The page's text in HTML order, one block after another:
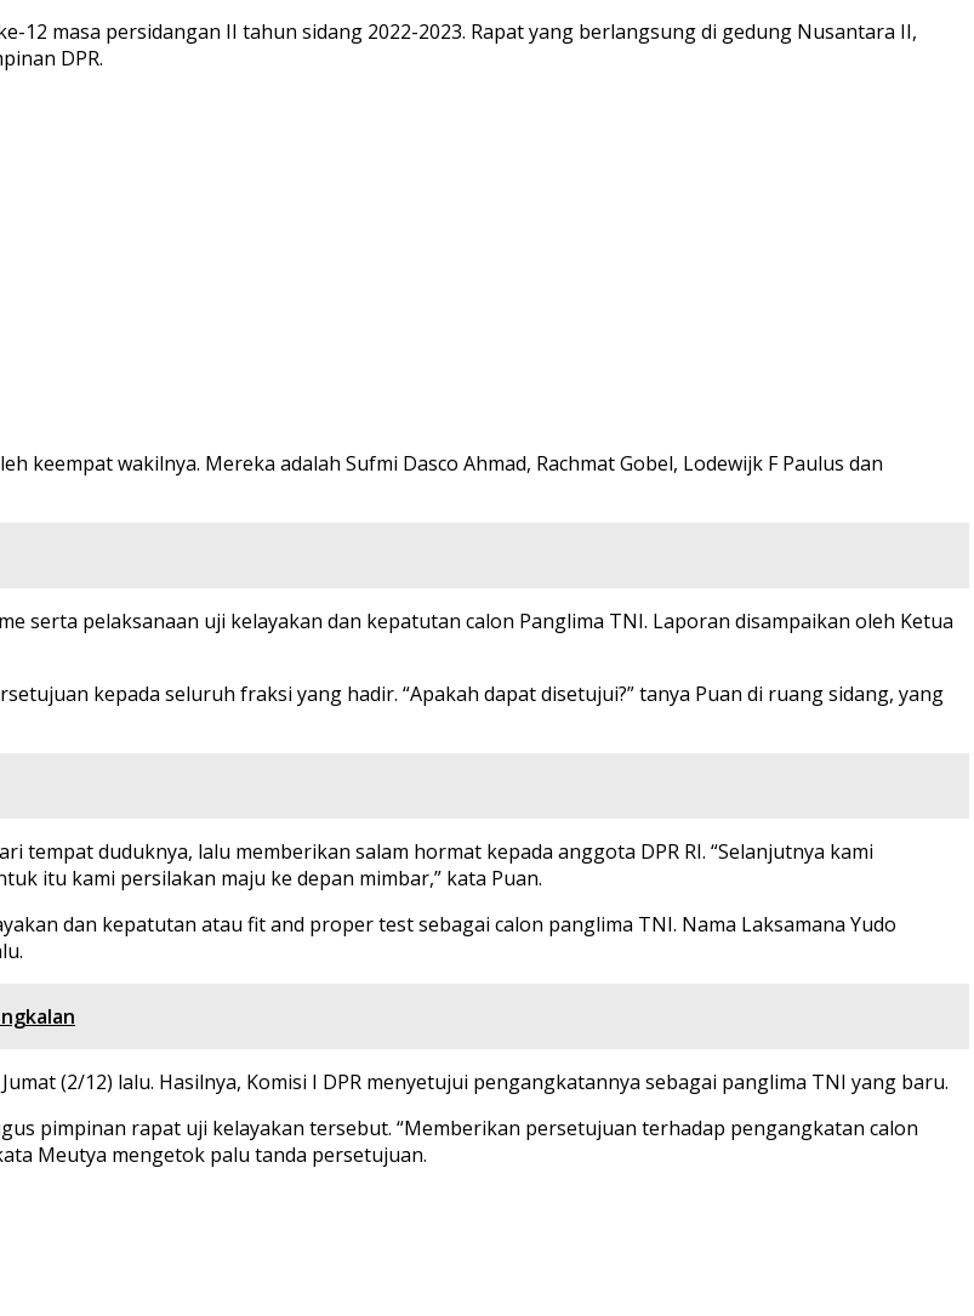
masa persidangan II tahun sidang 2022-2023. Rapat yang berlangsung di gedung Nusantara II,
DPR.
keempat wakilnya. Mereka adalah Sufmi Dasco Ahmad, Rachmat Gobel, Lodewijk F Paulus dan
serta pelaksanaan uji kelayakan dan kepatutan calon Panglima TNI. Laporan disampaikan oleh Ketua
kepada seluruh fraksi yang hadir. “Apakah dapat disetujui?” tanya Puan di ruang sidang, yang
tempat duduknya, lalu memberikan salam hormat kepada anggota DPR RI. “Selanjutnya kami
itu kami persilakan maju ke depan mimbar,” kata Puan.
dan kepatutan atau fit and proper test sebagai calon panglima TNI. Nama Laksamana Yudo
(2/12) lalu. Hasilnya, Komisi I DPR menyetujui pengangkatannya sebagai panglima TNI yang baru.
pimpinan rapat uji kelayakan tersebut. “Memberikan persetujuan terhadap pengangkatan calon
Meutya mengetok palu tanda persetujuan.